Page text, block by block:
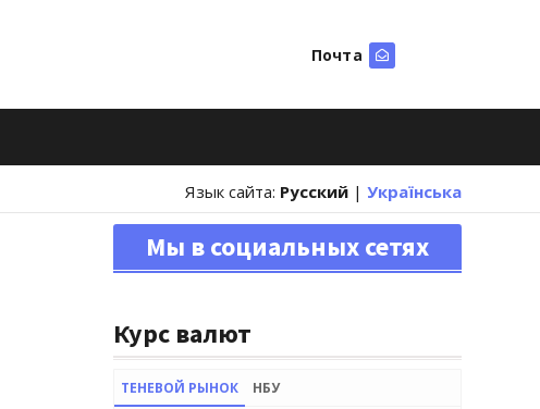
Почта
Язык сайта: Русский | Українська
Мы в социальных сетях
Курс валют
ТЕНЕВОЙ РЫНОК НБУ